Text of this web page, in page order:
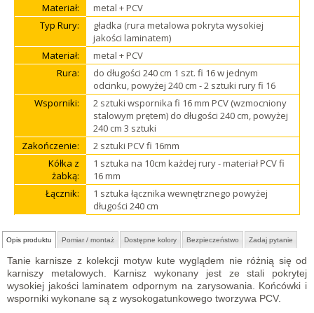
Materiał:
metal + PCV
Typ Rury:
gładka (rura metalowa pokryta wysokiej
jakości laminatem)
Materiał:
metal + PCV
Rura:
do długości 240 cm 1 szt. fi 16 w jednym
odcinku, powyżej 240 cm - 2 sztuki rury fi 16
Wsporniki:
2 sztuki wspornika fi 16 mm PCV (wzmocniony
stalowym prętem) do długości 240 cm, powyżej
240 cm 3 sztuki
Zakończenie:
2 sztuki PCV fi 16mm
Kółka z
żabką:
1 sztuka na 10cm każdej rury - materiał PCV fi
16 mm
Łącznik:
1 sztuka łącznika wewnętrznego powyżej
długości 240 cm
Opis produktu Pomiar / montaż Dostępne kolory Bezpieczeństwo Zadaj pytanie
Tanie karnisze z kolekcji motyw kute wyglądem nie różnią się od
karniszy metalowych. Karnisz wykonany jest ze stali pokrytej
wysokiej jakości laminatem odpornym na zarysowania. Końcówki i
wsporniki wykonane są z wysokogatunkowego tworzywa PCV.